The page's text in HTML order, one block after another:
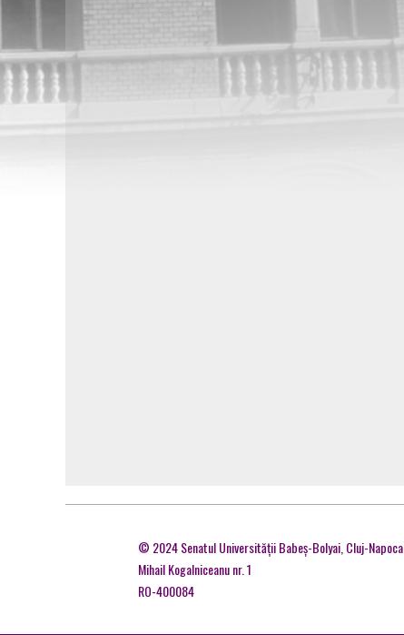
© 2024 Senatul Universităţii Babeş-Bolyai, Cluj-Napoca
Mihail Kogalniceanu nr. 1
RO-400084